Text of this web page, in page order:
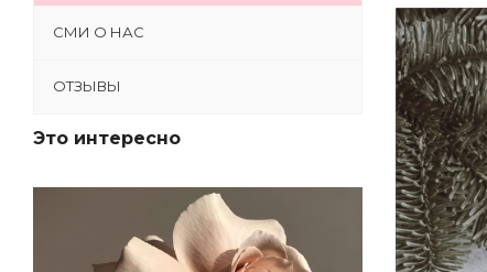
СМИ О НАС
ОТЗЫВЫ
Это интересно